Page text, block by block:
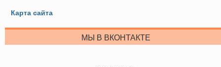
Карта сайта
МЫ В ВКОНТАКТЕ